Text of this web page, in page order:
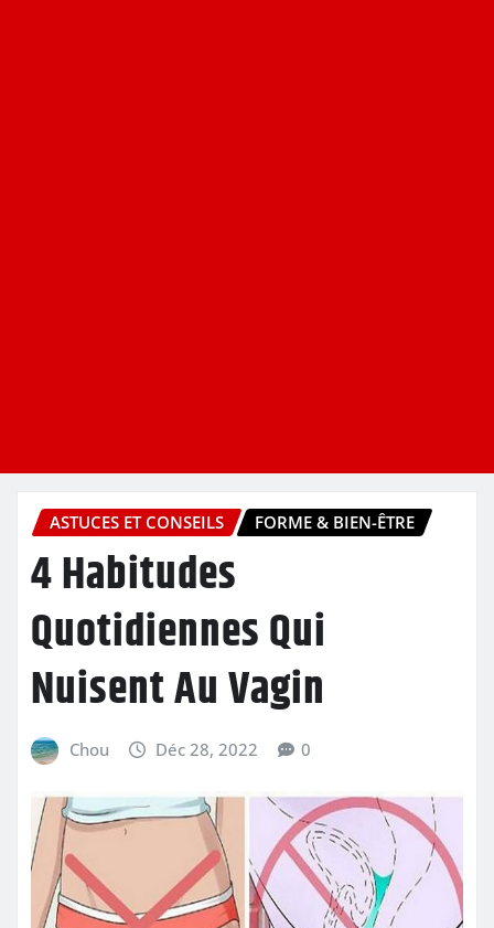
ASTUCES ET CONSEILS FORME & BIEN-ÊTRE
4 Habitudes
Quotidiennes Qui
Nuisent Au Vagin
Chou Déc 28, 2022 0